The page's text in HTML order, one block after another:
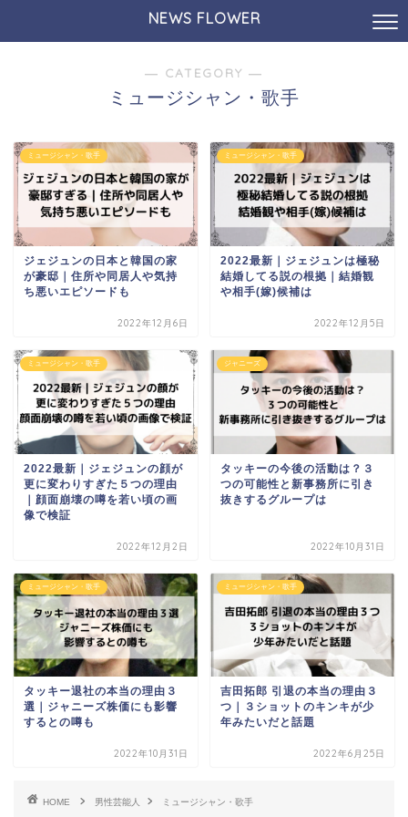
NEWS FLOWER
― CATEGORY ―
ミュージシャン・歌手
ミュージシャン・歌手
ジェジュンの日本と韓国の家
が豪邸｜住所や同居人や気持
ち悪いエピソードも
2022年12月6日
ミュージシャン・歌手
2022最新｜ジェジュンは極秘
結婚してる説の根拠｜結婚観
や相手(嫁)候補は
2022年12月5日
ミュージシャン・歌手
2022最新｜ジェジュンの顔が
更に変わりすぎた５つの理由
｜顔面崩壊の噂を若い頃の画
像で検証
2022年12月2日
ジャニーズ
タッキーの今後の活動は？３
つの可能性と新事務所に引き
抜きするグループは
2022年10月31日
ミュージシャン・歌手
タッキー退社の本当の理由３
選｜ジャニーズ株価にも影響
するとの噂も
2022年10月31日
ミュージシャン・歌手
吉田拓郎 引退の本当の理由３
つ｜３ショットのキンキが少
年みたいだと話題
2022年6月25日
HOME 男性芸能人 ミュージシャン・歌手